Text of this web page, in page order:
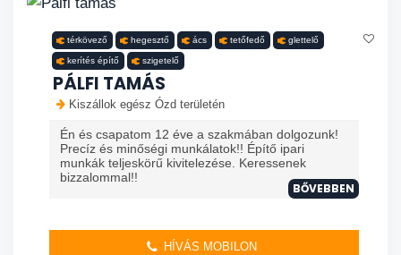
térkövező hegesztő ács tetőfedő glettelő
kerítés építő szigetelő
PÁLFI TAMÁS
Kiszállok egész Ózd területén
Én és csapatom 12 éve a szakmában dolgozunk!
Precíz és minőségi munkálatok!! Építő ipari
munkák teljeskörű kivitelezése. Keressenek
bizzalommal!!
BŐVEBBEN
HÍVÁS MOBILON